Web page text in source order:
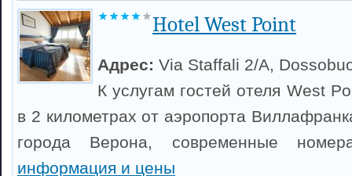
Hotel West Point
Адрес: Via Staffali 2/A,
К услугам гостей отеля West
в 2 километрах от аэропорта
города Верона, современные
информация и цены